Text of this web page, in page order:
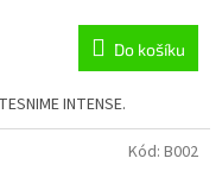
Do košíku
INTENSE.
Kód: B002